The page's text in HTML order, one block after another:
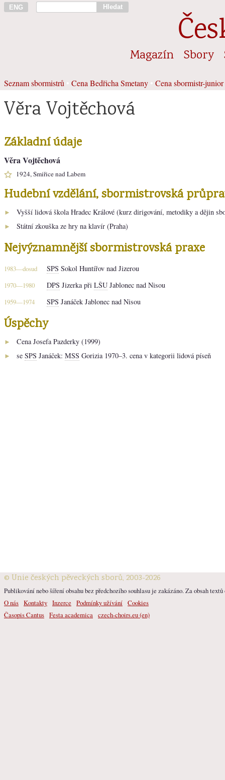
ENG Hledat
Magazín Sbory
Seznam sbormistrů Cena Bedřicha Smetany Cena sbormistr-junior
Věra Vojtěchová
Základní údaje
Věra Vojtěchová
1924, Smiřice nad Labem
Hudební vzdělání, sbormistrovská
► Vyšší lidová škola Hradec Králové (kurz dirigování, metodiky a dějin
► Státní zkouška ze hry na klavír (Praha)
Nejvýznamnější sbormistrovská praxe
1983—dosud SPS Sokol Huntířov nad Jizerou
1970—1980 DPS Jizerka při LŠU Jablonec nad Nisou
1959—1974 SPS Janáček Jablonec nad Nisou
Úspěchy
► Cena Josefa Pazderky (1999)
► se SPS Janáček: MSS Gorizia 1970–3. cena v kategorii lidová píseň
© Unie českých pěveckých sborů, 2003-2026
Publikování nebo šíření obsahu bez předchozího souhlasu je zakázáno. Za obsah
O nás Kontakty Inzerce Podmínky užívání Cookies
Časopis Cantus Festa academica czech-choirs.eu (en)